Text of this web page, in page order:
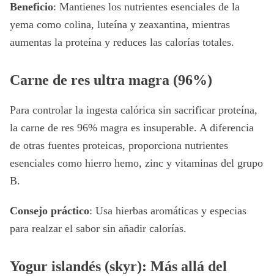
Beneficio: Mantienes los nutrientes esenciales de la
yema como colina, luteína y zeaxantina, mientras
aumentas la proteína y reduces las calorías totales.
Carne de res ultra magra (96%)
Para controlar la ingesta calórica sin sacrificar proteína,
la carne de res 96% magra es insuperable. A diferencia
de otras fuentes proteicas, proporciona nutrientes
esenciales como hierro hemo, zinc y vitaminas del grupo
B.
Consejo práctico: Usa hierbas aromáticas y especias
para realzar el sabor sin añadir calorías.
Yogur islandés (skyr): Más allá del